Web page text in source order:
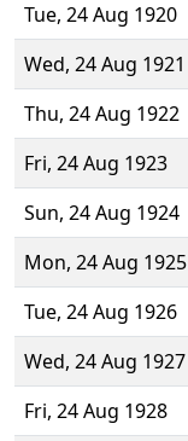
Tue, 24 Aug 1920
Wed, 24 Aug 1921
Thu, 24 Aug 1922
Fri, 24 Aug 1923
Sun, 24 Aug 1924
Mon, 24 Aug 1925
Tue, 24 Aug 1926
Wed, 24 Aug 1927
Fri, 24 Aug 1928